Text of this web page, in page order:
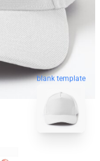
blank template